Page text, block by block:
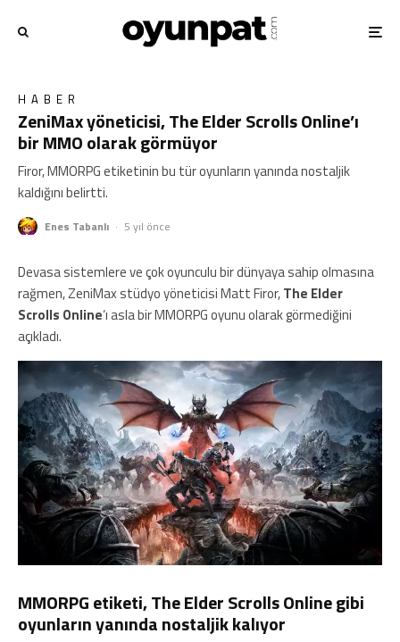
HABER
ZeniMax yöneticisi, The Elder Scrolls Online’ı
bir MMO olarak görmüyor
Firor, MMORPG etiketinin bu tür oyunların yanında nostaljik
kaldığını belirtti.
Enes Tabanlı · 5 yıl önce
Devasa sistemlere ve çok oyunculu bir dünyaya sahip olmasına
rağmen, ZeniMax stüdyo yöneticisi Matt Firor,The Elder
Scrolls Online‘ı asla bir MMORPG oyunu olarak görmediğini
açıkladı.
MMORPG etiketi, The Elder Scrolls Online gibi
oyunların yanında nostaljik kalıyor